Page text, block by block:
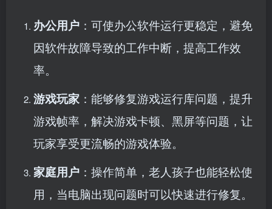
办公用户 ：可使办公软件运行更稳定，避免
因软件故障导致的工作中断，提高工作效
率。
游戏玩家 ：能够修复游戏运行库问题，提升
游戏帧率，解决游戏卡顿、黑屏等问题，让
玩家享受更流畅的游戏体验。
家庭用户 ：操作简单，老人孩子也能轻松使
用，当电脑出现问题时可以快速进行修复。